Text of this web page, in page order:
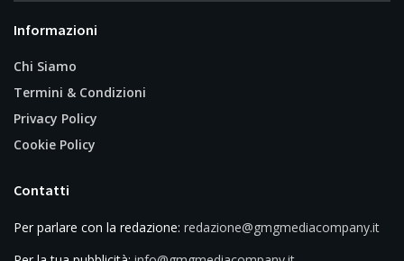
Informazioni
Chi Siamo
Termini & Condizioni
Privacy Policy
Cookie Policy
Contatti
Per parlare con la redazione: redazione@gmgmediacompany.it